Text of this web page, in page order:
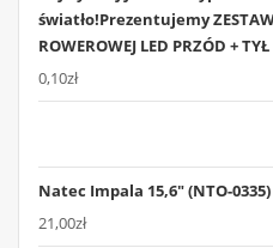
światło!Prezentujemy ZESTAW
ROWEROWEJ LED PRZÓD + TYŁ
0,10zł
Natec Impala 15,6" (NTO-0335)
21,00zł